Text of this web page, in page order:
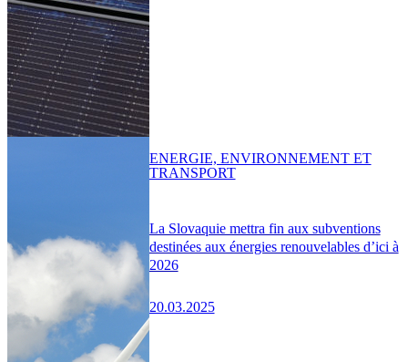
La Slovaquie mettra fin aux subventions
destinées aux énergies renouvelables d’ici à
2026
20.03.2025
ENERGIE, ENVIRONNEMENT ET
TRANSPORT